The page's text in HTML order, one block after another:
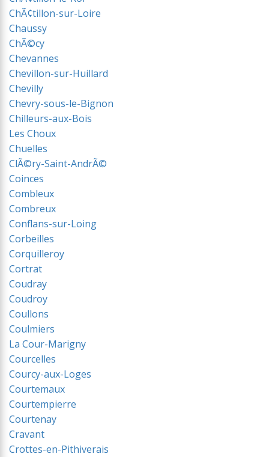
ChÃ¢tillon-sur-Loire
Chaussy
ChÃ©cy
Chevannes
Chevillon-sur-Huillard
Chevilly
Chevry-sous-le-Bignon
Chilleurs-aux-Bois
Les Choux
Chuelles
ClÃ©ry-Saint-AndrÃ©
Coinces
Combleux
Combreux
Conflans-sur-Loing
Corbeilles
Corquilleroy
Cortrat
Coudray
Coudroy
Coullons
Coulmiers
La Cour-Marigny
Courcelles
Courcy-aux-Loges
Courtemaux
Courtempierre
Courtenay
Cravant
Crottes-en-Pithiverais